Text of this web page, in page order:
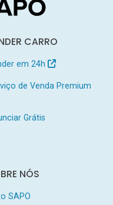
CARRO
em 24h
de Venda Premium
Grátis
NÓS
SAPO